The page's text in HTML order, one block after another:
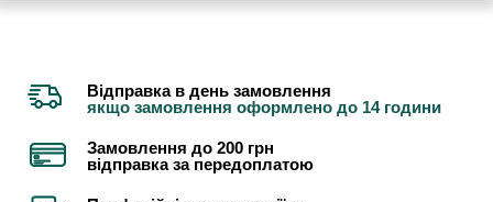
Відправка в день замовлення
якщо замовлення оформлено до 14 години
Замовлення до 200 грн
відправка за передоплатою